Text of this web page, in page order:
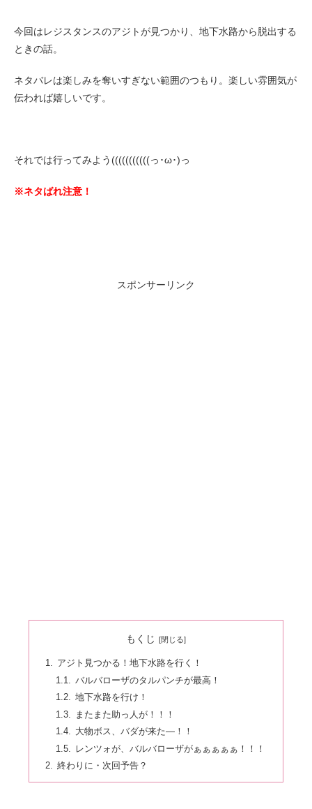
今回はレジスタンスのアジトが見つかり、地下水路から脱出する
ときの話。
ネタバレは楽しみを奪いすぎない範囲のつもり。楽しい雰囲気が
伝われば嬉しいです。
それでは行ってみよう(((((((((((っ･ω･)っ
※ネタばれ注意！
スポンサーリンク
もくじ
アジト見つかる！地下水路を行く！
バルバローザのタルパンチが最高！
地下水路を行け！
またまた助っ人が！！！
大物ボス、バダが来た―！！
レンツォが、バルバローザがぁぁぁぁぁ！！！
終わりに・次回予告？